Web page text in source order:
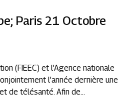
Paris 21 Octobre
(FIEEC) et l’Agence nationale
l’année dernière une
de télésanté. Afin de...